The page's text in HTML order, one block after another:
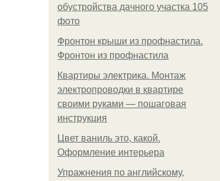
обустройства дачного участка 105
фото
Фронтон крыши из профнастила.
Фронтон из профнастила
Квартиры электрика. Монтаж
электропроводки в квартире
своими руками — пошаговая
инструкция
Цвет ваниль это, какой.
Оформление интерьера
Упражнения по английскому,